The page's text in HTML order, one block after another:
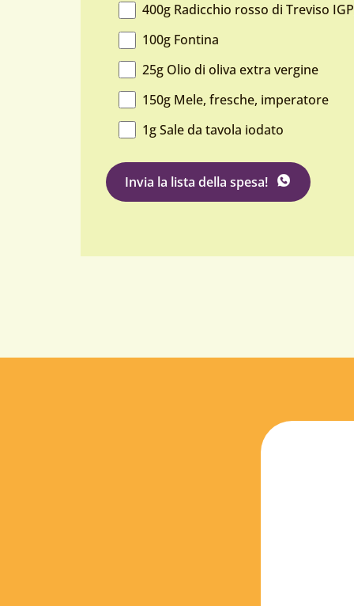
400g Radicchio rosso di Treviso
100g Fontina
25g Olio di oliva extra vergine
150g Mele, fresche, imperatore
1g Sale da tavola iodato
Invia la lista della spesa
su WhatsApp !